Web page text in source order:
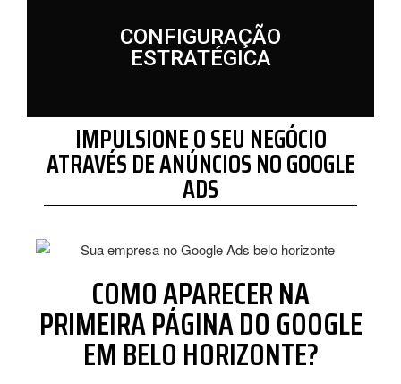
CONFIGURAÇÃO
ESTRATÉGICA
IMPULSIONE O SEU NEGÓCIO
ATRAVÉS DE ANÚNCIOS NO GOOGLE
ADS
COMO APARECER NA
PRIMEIRA PÁGINA DO GOOGLE
EM BELO HORIZONTE?